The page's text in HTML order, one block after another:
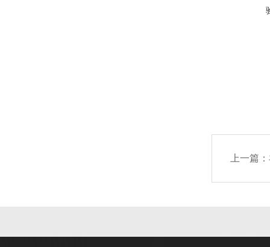
上一篇：